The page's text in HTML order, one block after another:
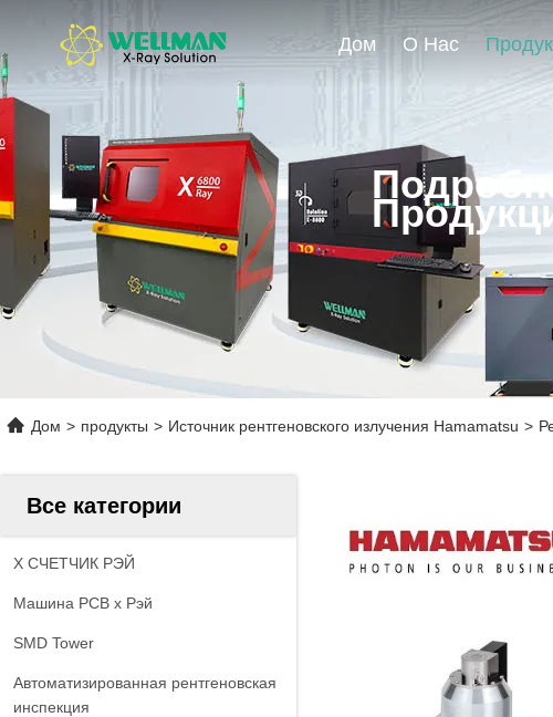
Дом О Нас
Дом > продукты > Источник рентгеновского излучения Hamamatsu >
Все категории
X СЧЕТЧИК РЭЙ
Машина PCB x Рэй
SMD Tower
Автоматизированная рентгеновская
инспекция